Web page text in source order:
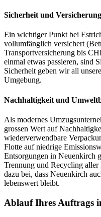
Sicherheit und Versicherung
Ein wichtiger Punkt bei
vollumfänglich versichert
Transportversicherung bis
einmal etwas passieren, sind
Sicherheit geben wir all
Umgebung.
Nachhaltigkeit und
Als modernes
grossen Wert auf
wiederverwendbare
Flotte auf niedrige
Entsorgungen in Neuenkirch
Trennung und Recycling
dazu bei, dass Neuenkirch
lebenswert bleibt.
Ablauf Ihres Auftrags